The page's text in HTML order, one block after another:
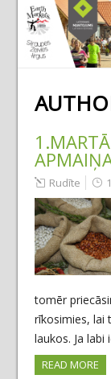
Rudīte
tomēr
rīkosimies, lai
laukos. Ja
READ MORE